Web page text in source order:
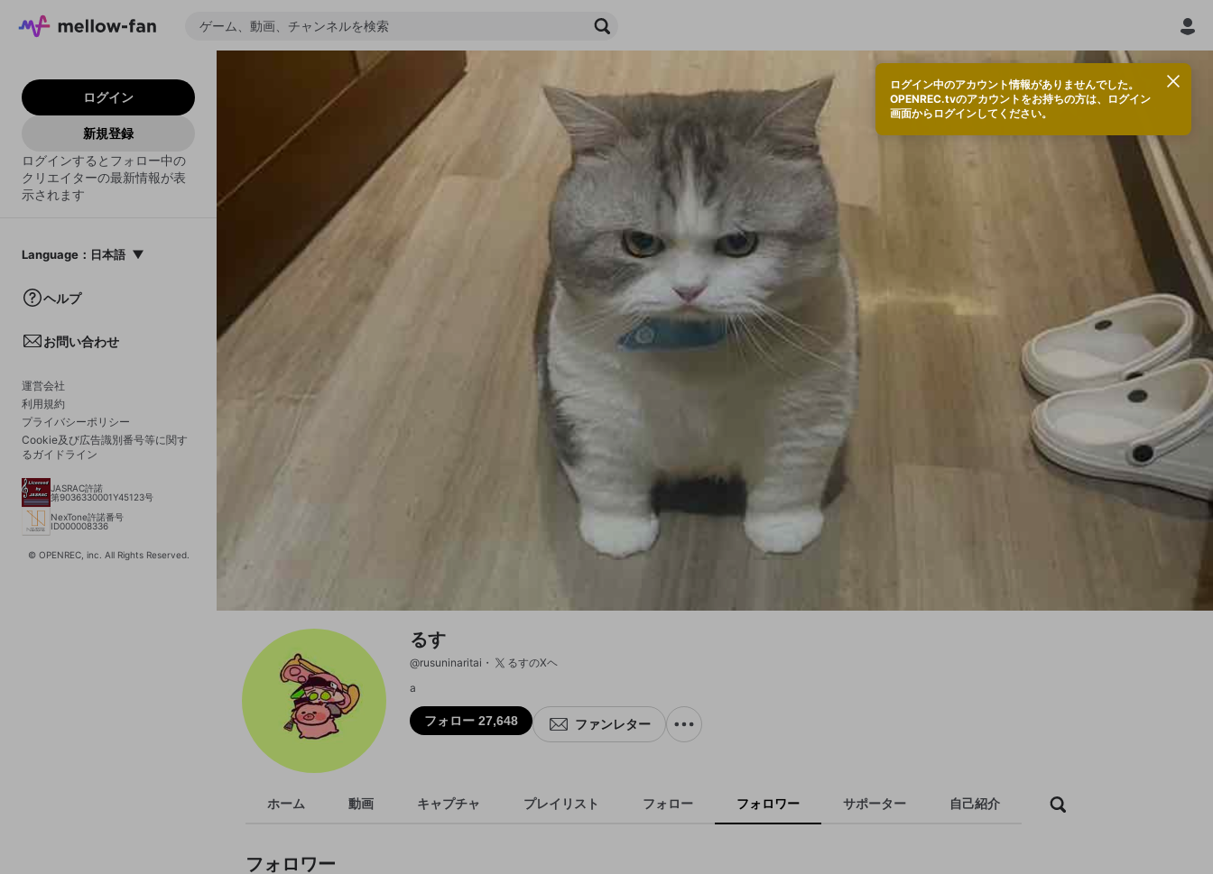
ログイン
新規登録
ログインするとフォロー中の
クリエイターの最新情報が表
示されます
Language ： 日本語
中文(簡体)
ヘルプ
お問い合わせ
運営会社
利用規約
プライバシーポリシー
Cookie及び広告識別番号等に関す
るガイドライン
JASRAC許諾
第9036330001Y45123号
NexTone許諾番号
ID000008336
© OPENREC, inc. All Rights Reserved.
ログイン中のアカウント情報がありませんでした。
OPENREC.tvのアカウントをお持ちの方は、ログイン
画面からログインしてください。
るす
@rusuninaritai るすのXヘ
フォロー 27,648 ファンレター
a
ホーム 動画 キャプチャ プレイリスト フォロー フォロワー サポーター 自己紹介
フォロワー